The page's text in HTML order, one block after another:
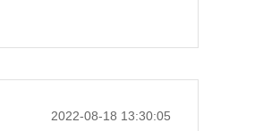
2022-08-18 13:30:05